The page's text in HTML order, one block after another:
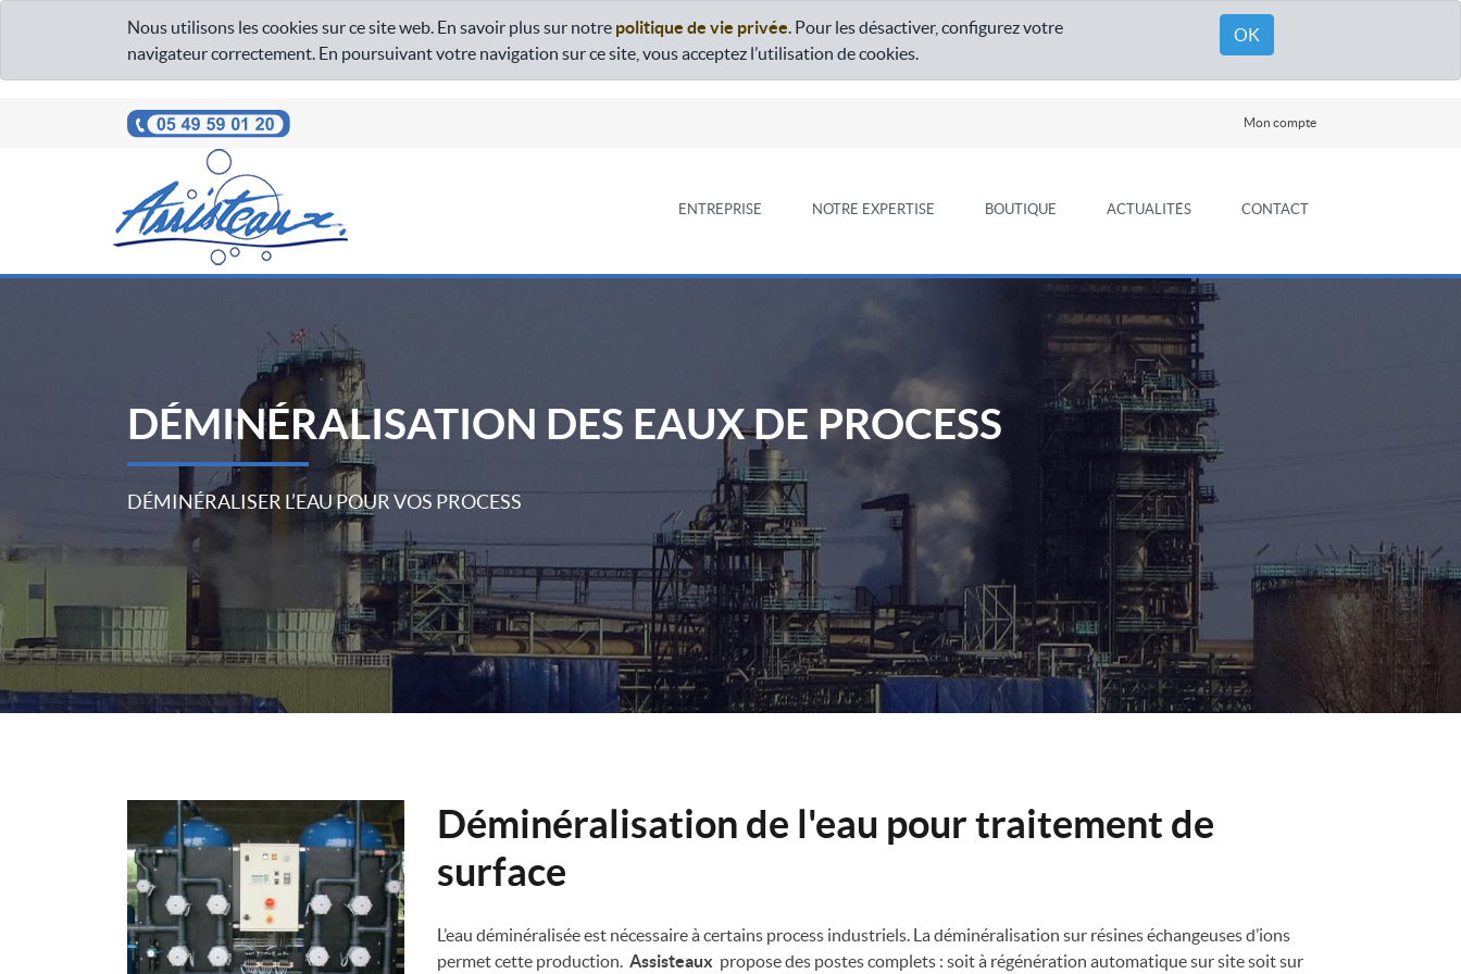
Nous utilisons les cookies sur ce site web. En savoir plus sur notre politique de vie privée. Pour les désactiver, configurez votre
navigateur correctement. En poursuivant votre navigation sur ce site, vous acceptez l’utilisation de cookies.
OK
Mon compte
ENTREPRISE NOTRE EXPERTISE BOUTIQUE ACTUALITÉS CONTACT
DÉMINÉRALISATION DES EAUX DE PROCESS
DÉMINÉRALISER L’EAU POUR VOS PROCESS
Déminéralisation de l'eau pour traitement de
surface
L’eau déminéralisée est nécessaire à certains process industriels. La déminéralisation sur résines échangeuses d’ions
permet cette production. Assisteaux propose des postes complets : soit à régénération automatique sur site soit sur